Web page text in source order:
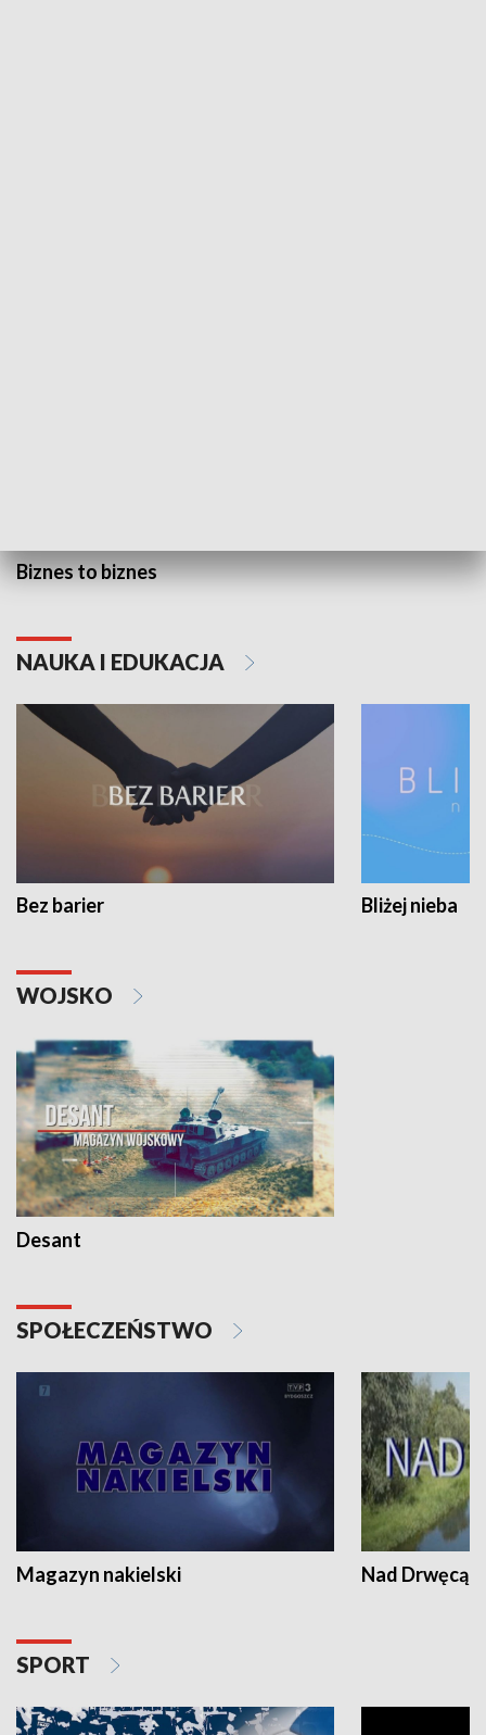
Biznes to biznes
NAUKA I EDUKACJA
Bez barier Bliżej nieba
WOJSKO
Desant
SPOŁECZEŃSTWO
Magazyn nakielski Nad Drwęcą
SPORT